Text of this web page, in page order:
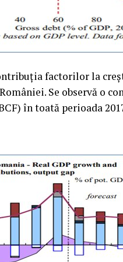
factorilor la
Se observă o
în toată perioada